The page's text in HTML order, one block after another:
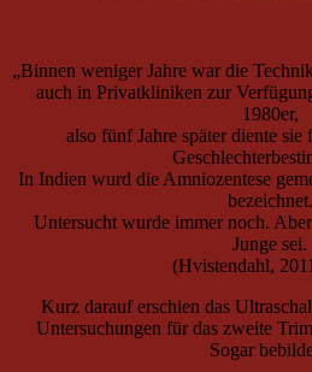
„Binnen weniger Jahre war die
auch in Privatkliniken zur
1980er,
also fünf Jahre später diente sie
In Indien wurd die Amniozentese
bezeichnet.
Untersucht wurde immer noch.
Junge sei.
(Hvistendahl,
Kurz darauf erschien das
Untersuchungen für das zweite
Sogar